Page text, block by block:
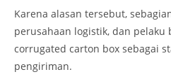
Karena alasan tersebut,
perusahaan logistik, dan
corrugated carton box sebagai
pengiriman.